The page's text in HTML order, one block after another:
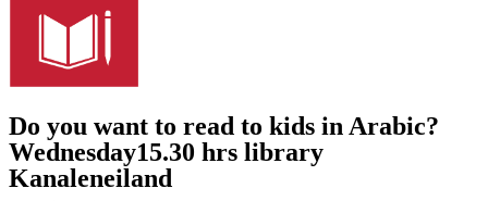
Do you want to read to kids in Arabic?
Wednesday15.30 hrs library
Kanaleneiland